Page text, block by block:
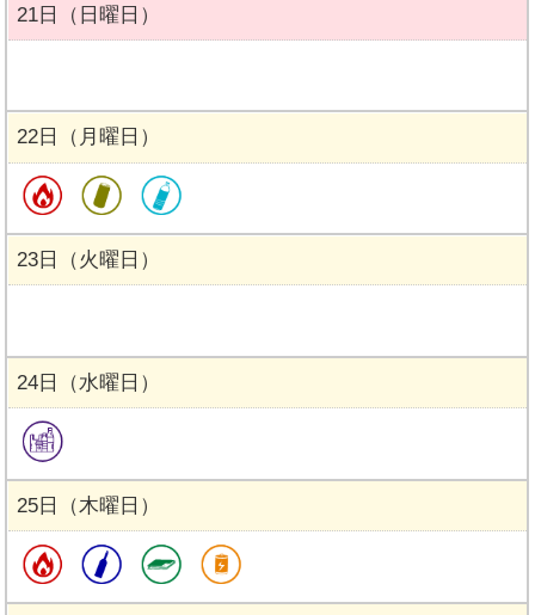
21日（日曜日）
22日（月曜日）
23日（火曜日）
24日（水曜日）
25日（木曜日）